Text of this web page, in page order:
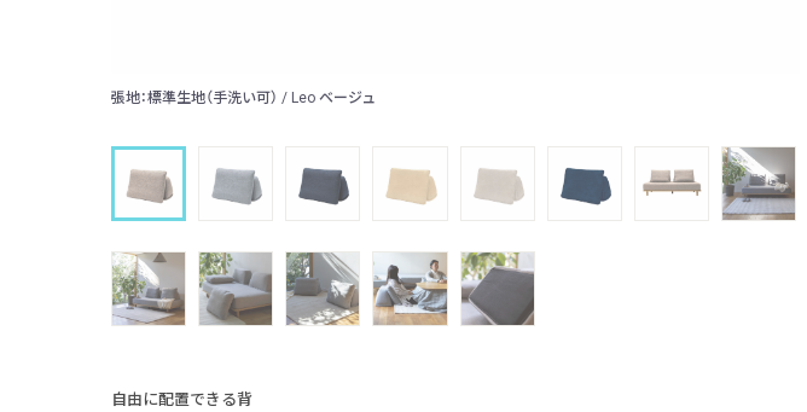
張地：標準生地（手洗い可） / Leo ベージュ
自由に配置できる背